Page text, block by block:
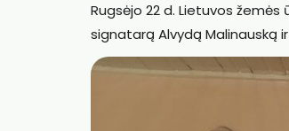
Rugsėjo 22 d. Lietuvos žemės
signatarą Alvydą Malinauską